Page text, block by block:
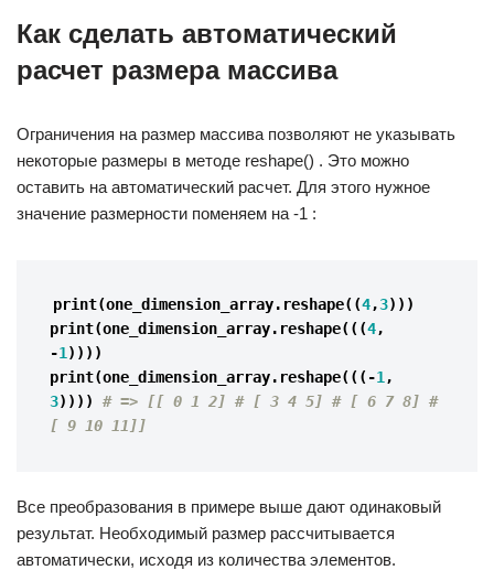
Как сделать автоматический
расчет размера массива
Ограничения на размер массива позволяют не указывать
некоторые размеры в методе reshape() . Это можно
оставить на автоматический расчет. Для этого нужное
значение размерности поменяем на -1 :
print(one_dimension_array. reshape((4,3)))
print(one_dimension_array. reshape(((4,
-1 ))))
print(one_dimension_array. reshape(((-1 ,
3))))
# => [[ 0 1 2] # [ 3 4 5] # [ 6 7 8] #
[ 9 10 11]]
Все преобразования в примере выше дают одинаковый
результат. Необходимый размер рассчитывается
автоматически, исходя из количества элементов.